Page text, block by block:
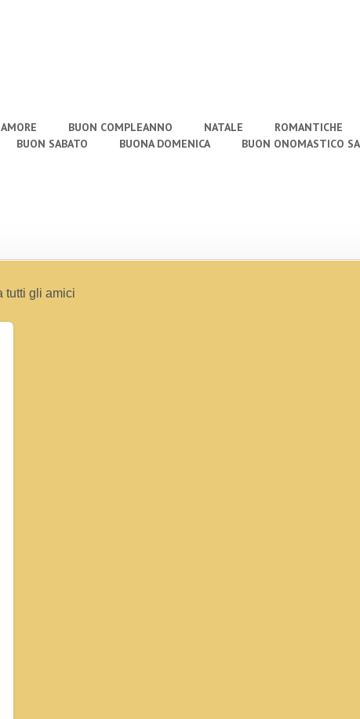
AMORE BUON COMPLEANNO NATALE ROMANTICHE
BUON SABATO BUONA DOMENICA BUON ONOMASTICO
tutti gli amici